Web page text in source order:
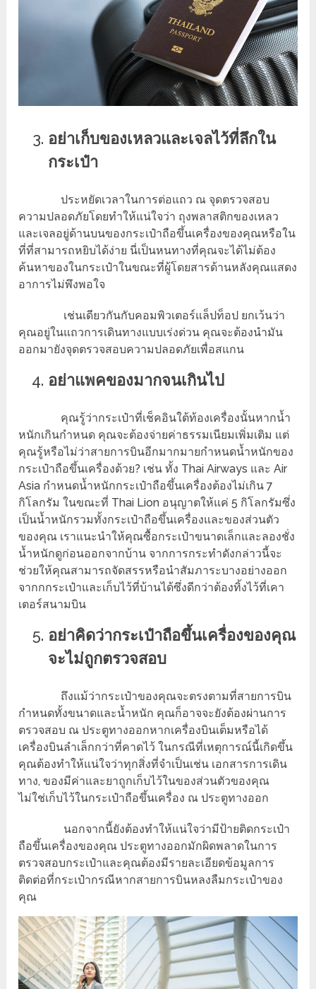
อย่าเก็บของเหลวและเจลไว้ที่ลึกใน
กระเป๋า
ประหยัดเวลาในการต่อแถว ณ จุดตรวจสอบ
ความปลอดภัยโดยทำให้แน่ใจว่า ถุงพลาสติกของเหลว
และเจลอยู่ด้านบนของกระเป๋าถือขึ้นเครื่องของคุณหรือใน
ที่ที่สามารถหยิบได้ง่าย นี่เป็นหนทางที่คุณจะได้ไม่ต้อง
ค้นหาของในกระเป๋าในขณะที่ผู้โดยสารด้านหลังคุณแสดง
อาการไม่พึงพอใจ
เช่นเดียวกันกับคอมพิวเตอร์แล็ปท็อป ยกเว้นว่า
คุณอยู่ในแถวการเดินทางแบบเร่งด่วน คุณจะต้องนำมัน
ออกมายังจุดตรวจสอบความปลอดภัยเพื่อสแกน
อย่าแพคของมากจนเกินไป
คุณรู้ว่ากระเป๋าที่เช็คอินใต้ท้องเครื่องนั้นหากน้ำ
หนักเกินกำหนด คุณจะต้องจ่ายค่าธรรมเนียมเพิ่มเติม แต่
คุณรู้หรือไม่ว่าสายการบินอีกมากมายกำหนดน้ำหนักของ
กระเป๋าถือขึ้นเครื่องด้วย? เช่น ทั้ง Thai Airways และ Air
Asia กำหนดน้ำหนักกระเป๋าถือขึ้นเครื่องต้องไม่เกิน 7
กิโลกรัม ในขณะที่ Thai Lion อนุญาตให้แค่ 5 กิโลกรัมซึ่ง
เป็นน้ำหนักรวมทั้งกระเป๋าถือขึ้นเครื่องและของส่วนตัว
ของคุณ เราแนะนำให้คุณซื้อกระเป๋าขนาดเล็กและลองชั่ง
น้ำหนักดูก่อนออกจากบ้าน จากการกระทำดังกล่าวนี้จะ
ช่วยให้คุณสามารถจัดสรรหรือนำสัมภาระบางอย่างออก
จากกกระเป๋าและเก็บไว้ที่บ้านได้ซึ่งดีกว่าต้องทิ้งไว้ที่เคา
เตอร์สนามบิน
อย่าคิดว่ากระเป๋าถือขึ้นเครื่องของคุณ
จะไม่ถูกตรวจสอบ
ถึงแม้ว่ากระเป๋าของคุณจะตรงตามที่สายการบิน
กำหนดทั้งขนาดและน้ำหนัก คุณก็อาจจะยังต้องผ่านการ
ตรวจสอบ ณ ประตูทางออกหากเครื่องบินเต็มหรือได้
เครื่องบินลำเล็กกว่าที่คาดไว้ ในกรณีที่เหตุการณ์นี้เกิดขึ้น
คุณต้องทำให้แน่ใจว่าทุกสิ่งที่จำเป็นเช่น เอกสารการเดิน
ทาง, ของมีค่าและยาถูกเก็บไว้ในของส่วนตัวของคุณ
ไม่ใช่เก็บไว้ในกระเป๋าถือขึ้นเครื่อง ณ ประตูทางออก
นอกจากนี้ยังต้องทำให้แน่ใจว่ามีป้ายติดกระเป๋า
ถือขึ้นเครื่องของคุณ ประตูทางออกมักผิดพลาดในการ
ตรวจสอบกระเป๋าและคุณต้องมีรายละเอียดข้อมูลการ
ติดต่อที่กระเป๋ากรณีหากสายการบินหลงลืมกระเป๋าของ
คุณ